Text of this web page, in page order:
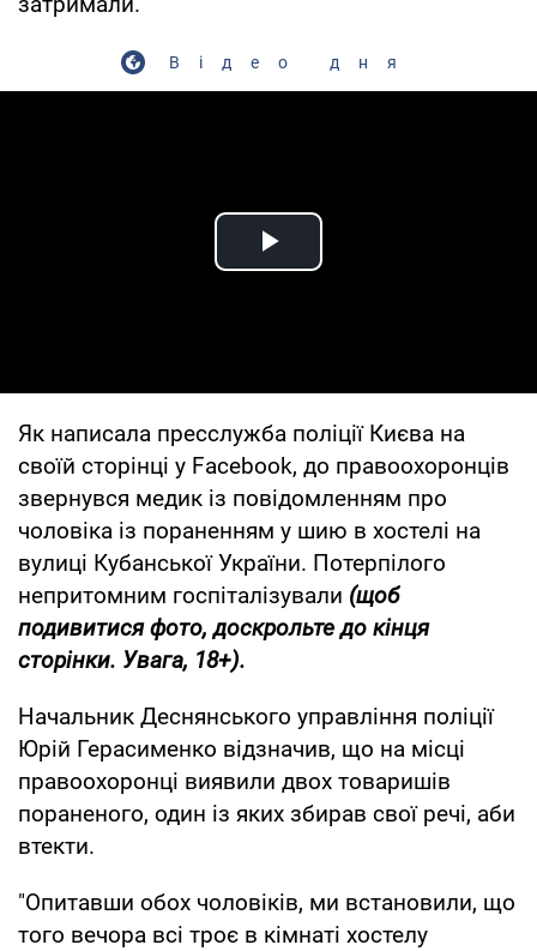
Відео дня
Play Video
Як написала пресслужба поліції Києва на
своїй сторінці у Facebook, до правоохоронців
звернувся медик із повідомленням про
чоловіка із пораненням у шию в хостелі на
вулиці Кубанської України. Потерпілого
непритомним госпіталізували (щоб
подивитися фото, доскрольте до кінця
сторінки. Увага, 18+).
Начальник Деснянського управління поліції
Юрій Герасименко відзначив, що на місці
правоохоронці виявили двох товаришів
пораненого, один із яких збирав свої речі, аби
втекти.
"Опитавши обох чоловіків, ми встановили, що
того вечора всі троє в кімнаті хостелу